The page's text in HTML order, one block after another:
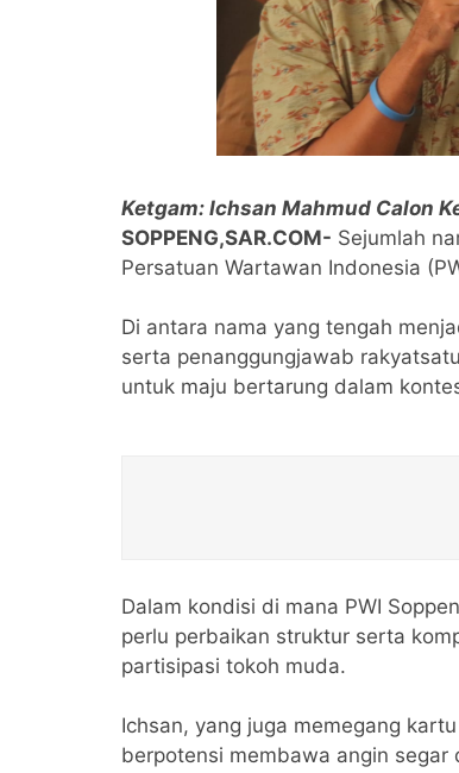
Ketgam: Ichsan Mahmud Calon
SOPPENG,SAR.COM- Sejumlah
Persatuan Wartawan Indonesia
Di antara nama yang tengah
serta penanggungjawab
untuk maju bertarung dalam
Dalam kondisi di mana PWI
perlu perbaikan struktur serta
partisipasi tokoh muda.
Ichsan, yang juga memegang
berpotensi membawa angin segar